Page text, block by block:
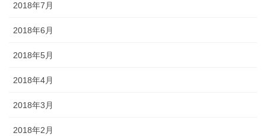
2018年7月
2018年6月
2018年5月
2018年4月
2018年3月
2018年2月